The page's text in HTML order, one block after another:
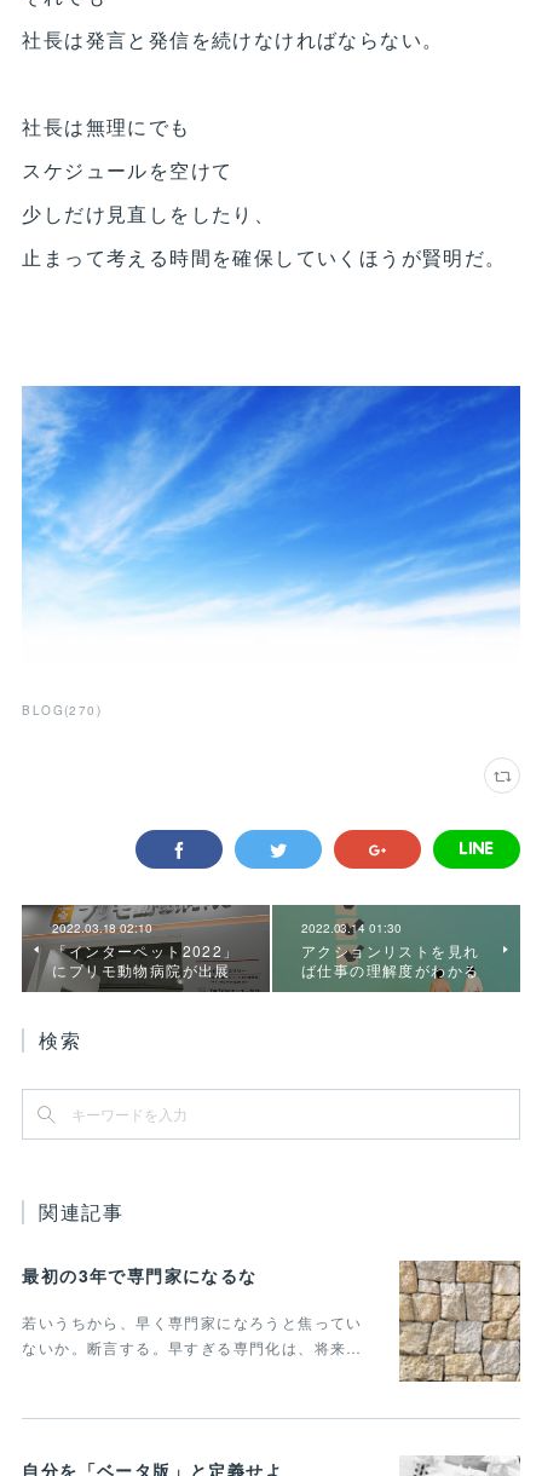
社長は発言と発信を続けなければならない。
社長は無理にでも
スケジュールを空けて
少しだけ見直しをしたり、
止まって考える時間を確保していくほうが賢明だ。
BLOG (270 )
2022.03.18 02:10
「インターペット2022」
にプリモ動物病院が出展
2022.03.14 01:30
アクションリストを見れ
ば仕事の理解度がわかる
検索
関連記事
最初の3年で専門家になるな
若いうちから、早く専門家になろうと焦ってい
ないか。断言する。早すぎる専門化は、将来…
自分を「ベータ版」と定義せよ